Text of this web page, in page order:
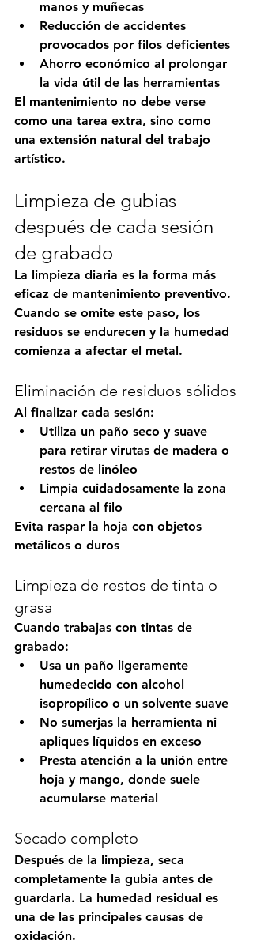
manos y muñecas
Reducción de accidentes
provocados por filos deficientes
Ahorro económico al prolongar
la vida útil de las herramientas
El mantenimiento no debe verse
como una tarea extra, sino como
una extensión natural del trabajo
artístico.
Limpieza de gubias
después de cada sesión
de grabado
La limpieza diaria es la forma más
eficaz de mantenimiento preventivo.
Cuando se omite este paso, los
residuos se endurecen y la humedad
comienza a afectar el metal.
Eliminación de residuos sólidos
Al finalizar cada sesión:
Utiliza un paño seco y suave
para retirar virutas de madera o
restos de linóleo
Limpia cuidadosamente la zona
cercana al filo
Evita raspar la hoja con objetos
metálicos o duros
Limpieza de restos de tinta o
grasa
Cuando trabajas con tintas de
grabado:
Usa un paño ligeramente
humedecido con alcohol
isopropílico o un solvente suave
No sumerjas la herramienta ni
apliques líquidos en exceso
Presta atención a la unión entre
hoja y mango, donde suele
acumularse material
Secado completo
Después de la limpieza, seca
completamente la gubia antes de
guardarla. La humedad residual es
una de las principales causas de
oxidación.